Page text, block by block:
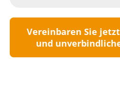
Vereinbaren Sie
und